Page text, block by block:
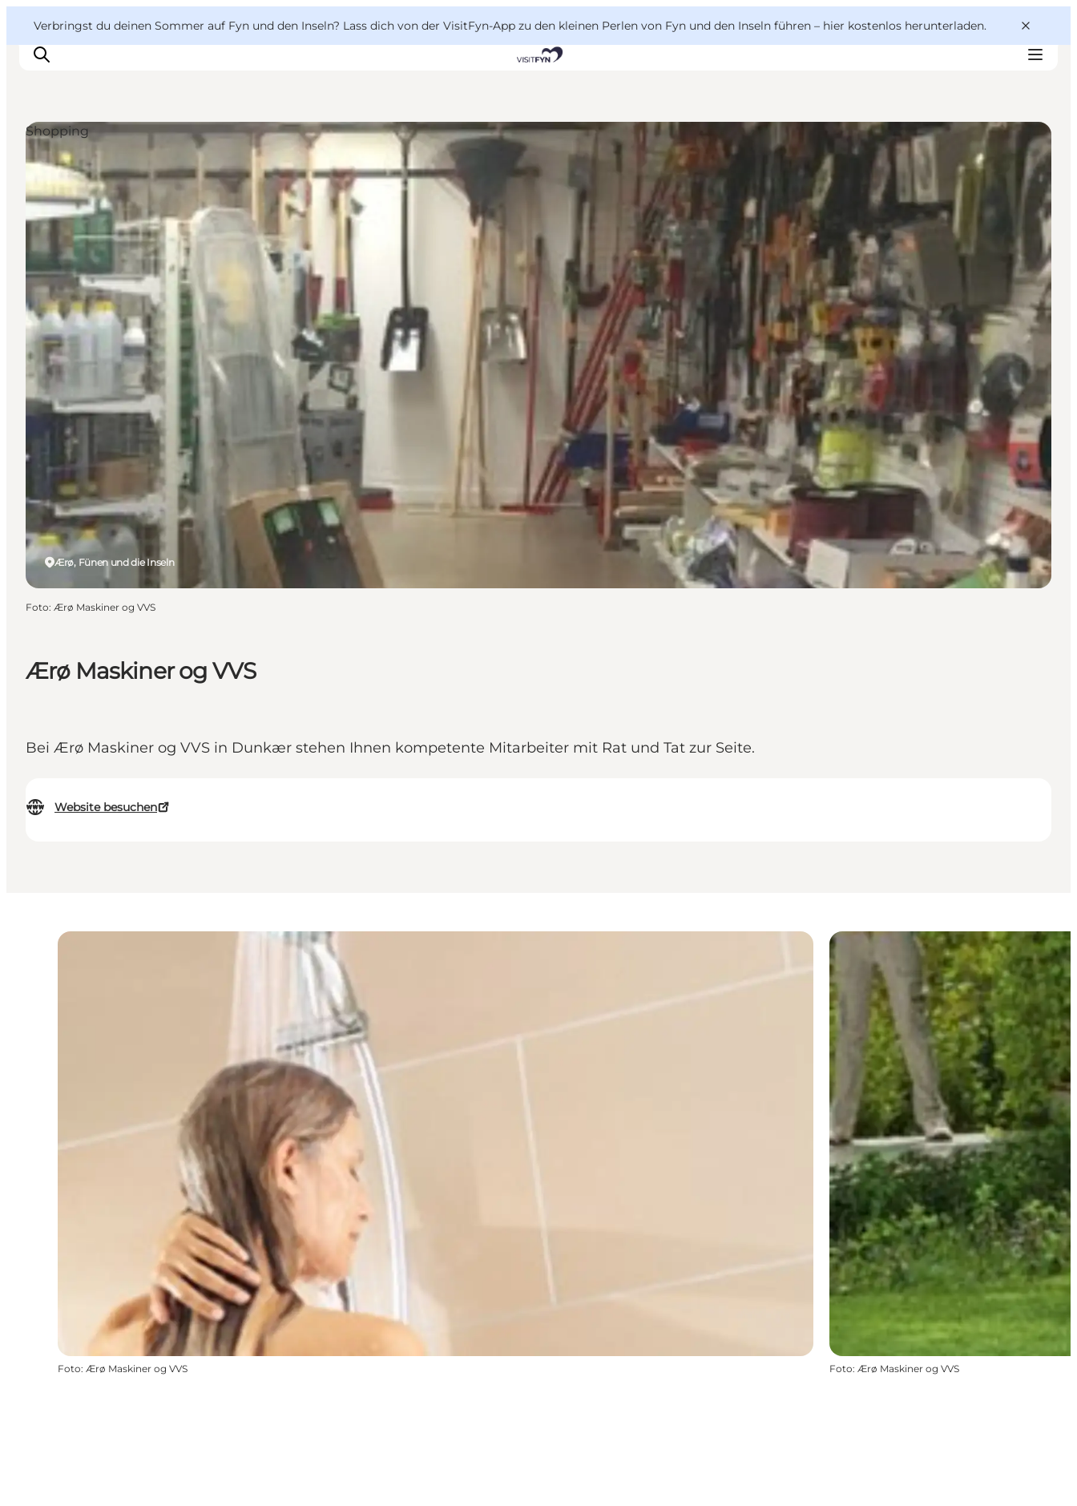
Verbringst du deinen Sommer auf Fyn und den Inseln? Lass dich von der VisitFyn-App zu den kleinen Perlen von Fyn und den Inseln führen – hier kostenlos herunterladen.
Reise Ideen
Outdoor & bike
Essen & trinken
Übernachtung
VisitFyn
Deutsch
Ærø Maskiner og VVS
Bei Ærø Maskiner og VVS in Dunkær stehen Ihnen kompetente Mitarbeiter mit Rat und Tat zur Seite.
Website besuchen
Ærø, Fünen und die Inseln
Shopping
Foto: Ærø Maskiner og VVS
Foto: Ærø Maskiner og VVS Foto: Ærø Maskiner og VVS